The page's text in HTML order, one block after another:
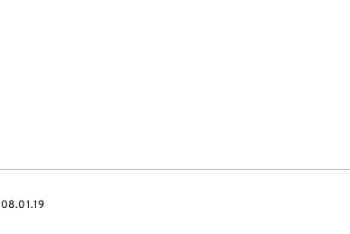
DATE
08.01.19